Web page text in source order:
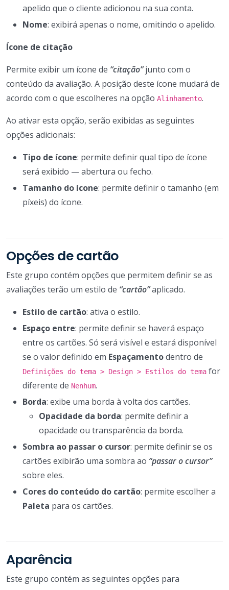
apelido que o cliente adicionou na sua conta.
Nome: exibirá apenas o nome, omitindo o apelido.
Ícone de citação
Permite exibir um ícone de “citação”junto com o
conteúdo da avaliação. A posição deste ícone mudará de
acordo com o que escolheres na opção Alinhamento.
Ao ativar esta opção, serão exibidas as seguintes
opções adicionais:
Tipo de ícone: permite definir qual tipo de ícone
será exibido — abertura ou fecho.
Tamanho do ícone: permite definir o tamanho (em
píxeis) do ícone.
Opções de cartão
Este grupo contém opções que permitem definir se as
avaliações terão um estilo de “cartão”aplicado.
Estilo de cartão: ativa o estilo.
Espaço entre: permite definir se haverá espaço
entre os cartões. Só será visível e estará disponível
se o valor definido em Espaçamentodentro de
Definições do tema > Design > Estilos do tema for
diferente de Nenhum.
Borda: exibe uma borda à volta dos cartões.
Opacidade da borda: permite definir a
opacidade ou transparência da borda.
Sombra ao passar o cursor: permite definir se os
cartões exibirão uma sombra ao “passar o cursor”
sobre eles.
Cores do conteúdo do cartão: permite escolher a
Paleta para os cartões.
Aparência
Este grupo contém as seguintes opções para